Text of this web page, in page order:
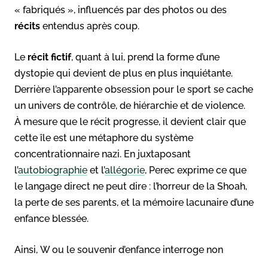
« fabriqués », influencés par des photos ou des
récits entendus après coup.
Le récit fictif, quant à lui, prend la forme d’une
dystopie qui devient de plus en plus inquiétante.
Derrière l’apparente obsession pour le sport se cache
un univers de contrôle, de hiérarchie et de violence.
À mesure que le récit progresse, il devient clair que
cette île est une métaphore du système
concentrationnaire nazi. En juxtaposant
l’autobiographie et l’allégorie, Perec exprime ce que
le langage direct ne peut dire : l’horreur de la Shoah,
la perte de ses parents, et la mémoire lacunaire d’une
enfance blessée.
Ainsi, W ou le souvenir d’enfance interroge non